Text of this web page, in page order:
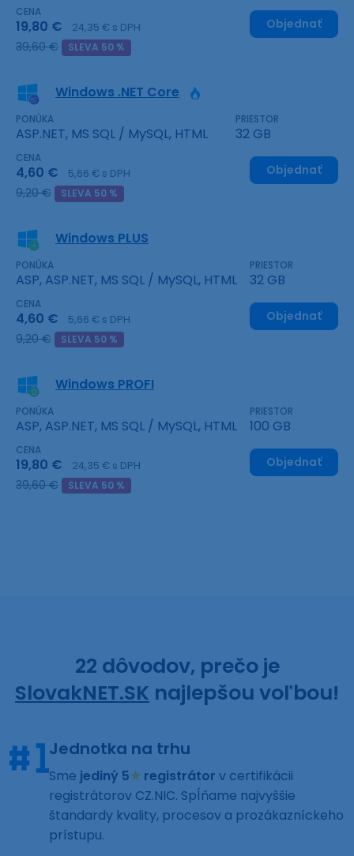
CENA
19,80 € 24,35 € s DPH
39,60 € SLEVA 50 %
Objednať
Windows .NET Core
PONÚKA
ASP.NET, MS SQL / MySQL, HTML
PRIESTOR
32 GB
CENA
4,60 € 5,66 € s DPH
9,20 € SLEVA 50 %
Objednať
Windows PLUS
PONÚKA
ASP, ASP.NET, MS SQL / MySQL, HTML
PRIESTOR
32 GB
CENA
4,60 € 5,66 € s DPH
9,20 € SLEVA 50 %
Objednať
Windows PROFI
PONÚKA
ASP, ASP.NET, MS SQL / MySQL, HTML
PRIESTOR
100 GB
CENA
19,80 € 24,35 € s DPH
39,60 € SLEVA 50 %
Objednať
22 dôvodov, prečo je
SlovakNET.SK najlepšou voľbou!
Jednotka na trhu
Sme jediný 5★ registrátor v certifikácii
registrátorov CZ.NIC. Spĺňame najvyššie
štandardy kvality, procesov a prozákazníckeho
prístupu.